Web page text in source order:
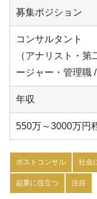
募集ポジション
コンサルタント
（アナリスト・
ージャー・管理職
年収
550万～3000万円
ポストコンサル 社会
起業に役立つ 注目